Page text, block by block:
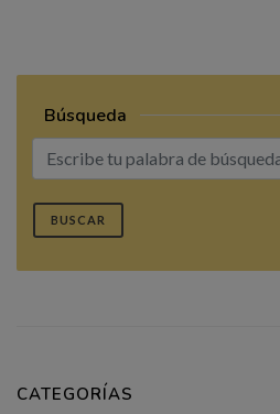
Búsqueda
BUSCAR
CATEGORÍAS